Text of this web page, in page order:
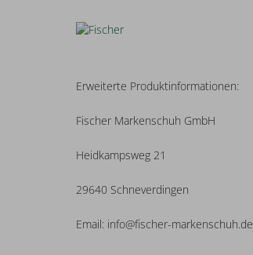
Erweiterte Produktinformationen:
Fischer Markenschuh GmbH
Heidkampsweg 21
29640 Schneverdingen
Email: info@fischer-markenschuh.de